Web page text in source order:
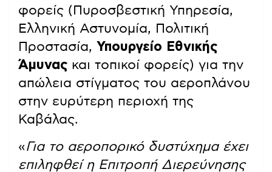
φορείς (Πυροσβεστική Υπηρεσία,
Ελληνική Αστυνομία, Πολιτική
Προστασία, Υπουργείο Εθνικής
Άμυνας και τοπικοί φορείς) για την
απώλεια στίγματος του αεροπλάνου
στην ευρύτερη περιοχή της
Καβάλας.
«Για το αεροπορικό δυστύχημα έχει
επιληφθεί η Επιτροπή Διερεύνησης